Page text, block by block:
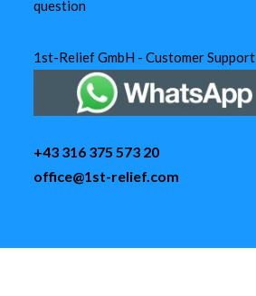
question
1st-Relief GmbH - Customer Support
+43 316 375 573 20
office@1st-relief.com